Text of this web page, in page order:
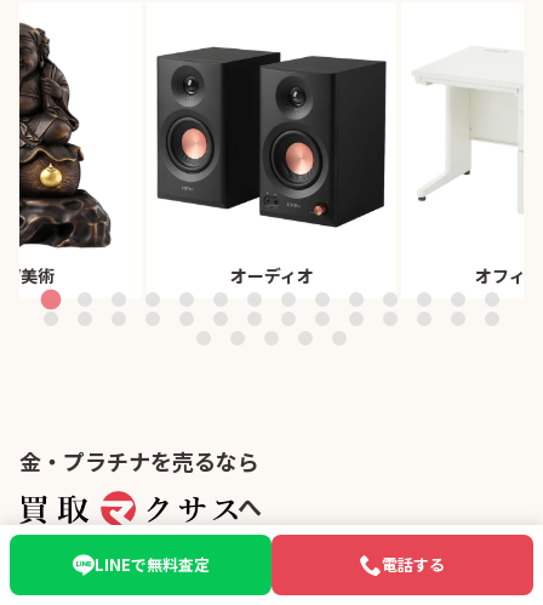
/美術 オーディオ オフィ
金・プラチナを売るなら
へ
買取マクサスは出張買取を中心とした総合リユースショップです。東京
電話する
LINEで無料査定